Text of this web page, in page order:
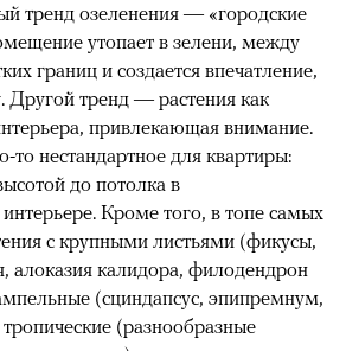
тренд озеленения — «городские
утопает в зелени, между
границ и создается впечатление,
Другой тренд — растения как
привлекающая внимание.
то нестандартное для квартиры:
до потолка в
Кроме того, в топе самых
с крупными листьями (фикусы,
алоказия калидора, филодендрон
(сциндапсус, эпипремнум,
(разнообразные